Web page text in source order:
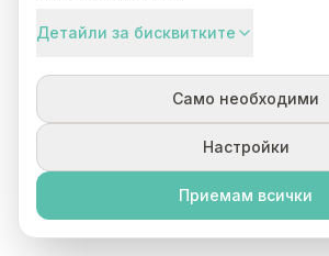
Детайли за бисквитките
Само необходими
Настройки
Приемам всички